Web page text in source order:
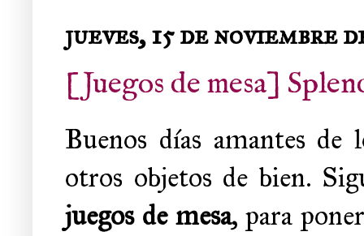
jueves, 15 de noviembre
[Juegos de mesa]
Buenos días amantes de
otros objetos de bien.
juegos de mesa, para